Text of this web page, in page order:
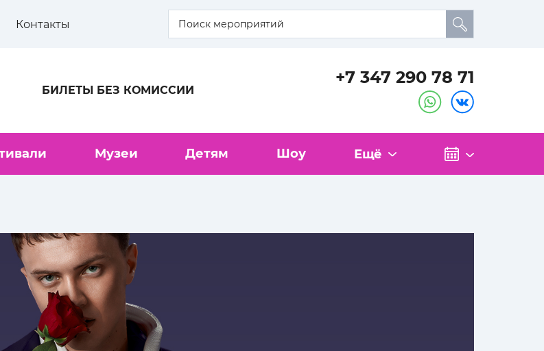
Контакты
БИЛЕТЫ БЕЗ КОМИССИИ
+7 347 290 78 71
Музеи Детям Шоу Ещё